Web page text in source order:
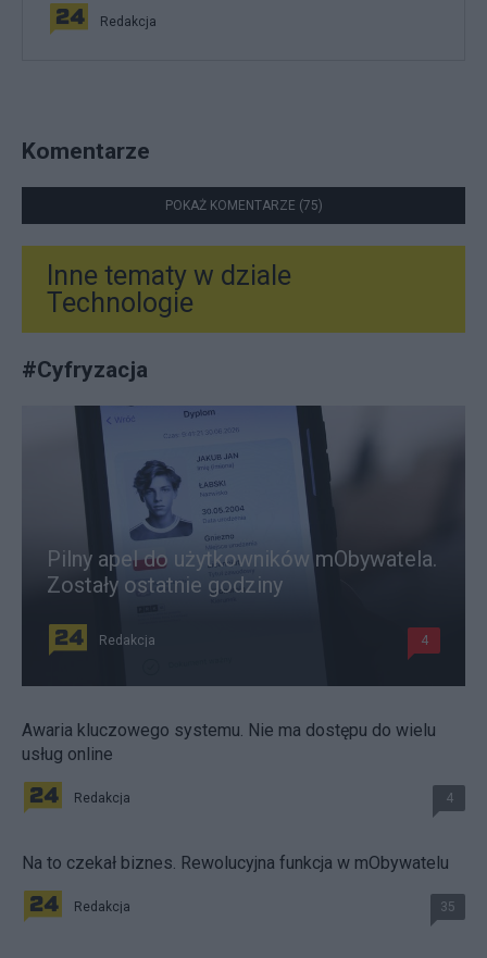
Redakcja
Komentarze
POKAŻ KOMENTARZE (75)
Inne tematy w dziale
Technologie
#Cyfryzacja
Pilny apel do użytkowników mObywatela.
Zostały ostatnie godziny
Redakcja 4
Awaria kluczowego systemu. Nie ma dostępu do wielu
usług online
Redakcja 4
Na to czekał biznes. Rewolucyjna funkcja w mObywatelu
Redakcja 35